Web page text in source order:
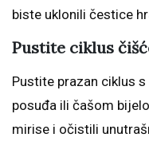
biste uklonili čestice
Pustite ciklus
Pustite prazan ciklus
posuđa ili čašom
mirise i očistili